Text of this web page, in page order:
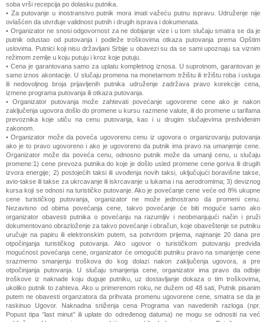
soba vrši recepcija po dolasku putnika.
• Za putovanje u inostranstvo putnik mora imati važeću putnu ispravu. Udruženje nije
ovlašćen da utvrđuje validnost putnih i drugih isprava i dokumenata.
• Organizator ne snosi odgovornost za ne dobijanje vize i u tom slučaju smatra se da je
putnik odustao od putovanja i podleže troškovima otkaza putovanja prema Opštim
uslovima. Putnici koji nisu državljani Srbije u obavezi su da se sami upoznaju sa viznim
režimom zemlje u koju putuju i kroz koje putuju.
• Cena je garantovana samo za uplatu kompletnog iznosa. U suprotnom, garantovan je
samo iznos akontacije. U slučaju promena na monetarnom tržištu ili tržištu roba i usluga
ili nedovoljnog broja prijavljenih putnika udruženje zadržava pravo korekcije cena,
izmene programa putovanja ili otkaza putovanja.
• Organizator putovanja može zahtevati povećanje ugovorene cene ako je nakon
zaključenja ugovora došlo do promene u kursu razmene valute, ili do promene u tarifama
prevoznika koje utiču na cenu putovanja, kao i u drugim slučajevima predviđenim
zakonom.
• Organizator može da poveća ugovorenu cenu iz ugovora o organizovanju putovanja
ako je to pravo ugovoreno i ako je ugovoreno da putnik ima pravo na umanjenje cene.
Organizator može da poveća cenu, odnosno putnik može da umanji cenu, u slučaju
promene:1) cene prevoza putnika do koje je došlo usled promene cene goriva ili drugih
izvora energije; 2) postojećih taksi ili uvođenja novih taksi, uključujući boravišne takse,
avio-takse ili takse za ukrcavanje ili iskrcavanje u lukama i na aerodromima; 3) deviznog
kursa koji se odnosi na turističko putovanje. Ako je povećanje cene veće od 8% ukupne
cene turističkog putovanja, organizator ne može jednostrano da promeni cenu.
Nezavisno od obima povećanja cene, takvo povećanje će biti moguće samo ako
organizator obavesti putnika o povećanju na razumljiv i neobmanjujući način i pruži
dokumentovano obrazloženje za takvo povećanje i obračun, koje obaveštenje se putniku
uručuje na papiru ili elektronskim putem, sa potvrdom prijema, najmanje 20 dana pre
otpočinjanja turističkog putovanja. Ako ugovor o turističkom putovanju predviđa
mogućnost povećanja cene, organizator će omogućiti putniku pravo na smanjenje cene
srazmerno smanjenju troškova do kog dolazi nakon zaključenja ugovora, a pre
otpočinjanja putovanja. U slučaju smanjenja cene, organizator ima pravo da odbije
troškove iz naknade koju duguje putniku, uz dostavljanje dokaza o tim troškovima,
ukoliko putnik to zahteva. Ako u primerenom roku, ne dužem od 48 sati, Putnik pisanim
putem ne obavesti organzatora da prihvata promenu ugovorene cene, smatra se da je
raskinuo Ugovor. Naknadna sniženja cena Programa van navedenih razloga (npr.
Popust tipa ‘’last minut’’ ili uplate do određenog datuma) ne mogu se odnositi na već